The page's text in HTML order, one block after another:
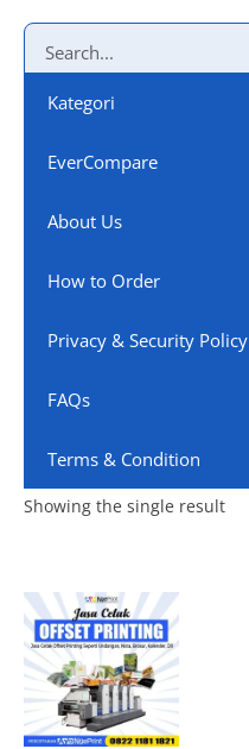
Kategori
EverCompare
About Us
How to Order
Privacy & Security Policy
FAQs
Terms & Condition
Showing the single result